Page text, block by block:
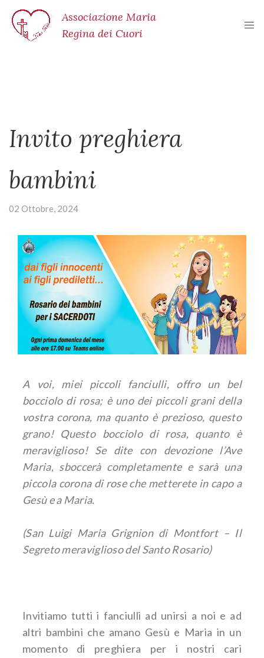
Associazione Maria
Regina dei Cuori
Invito preghiera
bambini
02 Ottobre, 2024
A voi, miei piccoli fanciulli, offro un bel
bocciolo di rosa; è uno dei piccoli grani della
vostra corona, ma quanto è prezioso, questo
grano! Questo bocciolo di rosa, quanto è
meraviglioso! Se dite con devozione l’Ave
Maria, sboccerà completamente e sarà una
piccola corona di rose che metterete in capo a
Gesù e a Maria.
(San Luigi Maria Grignion di Montfort – Il
Segreto meraviglioso del Santo Rosario)
Invitiamo tutti i fanciulli ad unirsi a noi e ad
altri bambini che amano Gesù e Maria in un
momento di preghiera per i nostri cari